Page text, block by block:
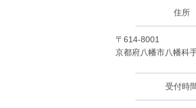
住所
〒614-8001
京都府八幡市八幡科
受付時